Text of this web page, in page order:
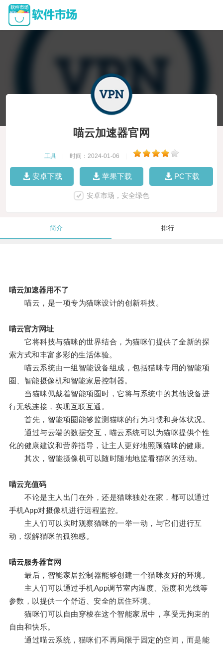
喵云加速器官网
工具 时间：2024-01-06
安卓下载 苹果下载 PC下载
安卓市场，安全绿色
简介 排行
喵云加速器用不了
喵云，是一项专为猫咪设计的创新科技。
喵云官方网址
它将科技与猫咪的世界结合，为猫咪们提供了全新的探
索方式和丰富多彩的生活体验。
喵云系统由一组智能设备组成，包括猫咪专用的智能项
圈、智能摄像机和智能家居控制器。
当猫咪佩戴着智能项圈时，它将与系统中的其他设备进
行无线连接，实现互联互通。
首先，智能项圈能够监测猫咪的行为习惯和身体状况。
通过与云端的数据交互，喵云系统可以为猫咪提供个性
化的健康建议和营养指导，让主人更好地照顾猫咪的健康。
其次，智能摄像机可以随时随地地监看猫咪的活动。
喵云充值码
不论是主人出门在外，还是猫咪独处在家，都可以通过
手机App对摄像机进行远程监控。
主人们可以实时观察猫咪的一举一动，与它们进行互
动，缓解猫咪的孤独感。
喵云服务器官网
最后，智能家居控制器能够创建一个猫咪友好的环境。
主人们可以通过手机App调节室内温度、湿度和光线等
参数，以提供一个舒适、安全的居住环境。
猫咪们可以自由穿梭在这个智能家居中，享受无拘束的
自由和快乐。
通过喵云系统，猫咪们不再局限于固定的空间，而是能